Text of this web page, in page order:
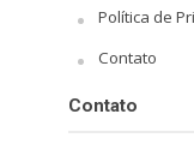
Política de
Contato
Contato